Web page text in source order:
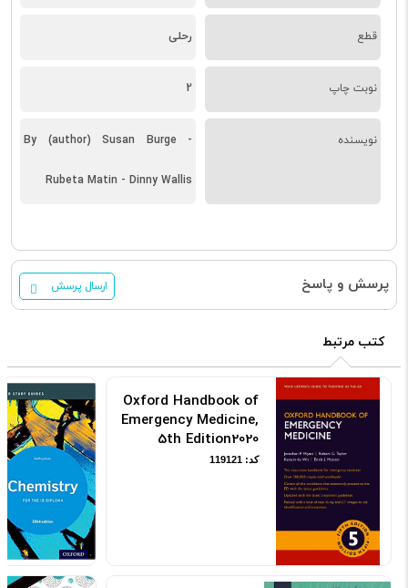
قطع رحلی
نوبت چاپ 2
نویسنده By (author) Susan Burge -
Rubeta Matin - Dinny Wallis
پرسش و پاسخ ارسال پرسش
کتب مرتبط
Oxford Handbook of
Emergency Medicine,
5th Edition2020
کد: 119121